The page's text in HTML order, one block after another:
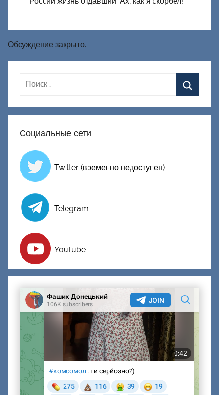
Обсуждение закрыто.
Социальные сети
Twitter (временно недоступен)
Telegram
YouTube